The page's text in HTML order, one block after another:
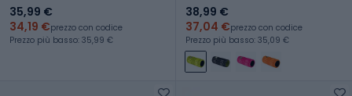
35,99 €
34,19 €prezzo con codice
Prezzo più basso: 35,99 €
38,99 €
37,04 €prezzo con codice
Prezzo più basso: 35,09 €